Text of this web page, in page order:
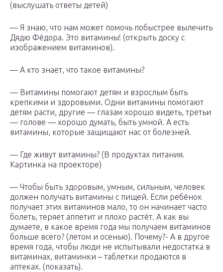
(выслушать ответы детей)
— Я знаю, что нам может помочь побыстрее вылечить
Дядю Фёдора. Это витамины! (открыть доску с
изображением витаминов).
— А кто знает, что такое витамины?
— Витамины помогают детям и взрослым быть
крепкими и здоровыми. Одни витамины помогают
детям расти, другие — глазам хорошо видеть, третьи
— голове — хорошо думать, быть умной. А есть
витамины, которые защищают нас от болезней.
— Где живут витамины? (В продуктах питания.
Картинка на проекторе)
— Чтобы быть здоровым, умным, сильным, человек
должен получать витамины с пищей. Если ребёнок
получает этих витаминов мало, то он начинает часто
болеть, теряет аппетит и плохо растёт. А как вы
думаете, в какое время года мы получаем витаминов
больше всего? (летом и осенью). Почему?- А в другое
время года, чтобы люди не испытывали недостатка в
витаминах, витаминки – таблетки продаются в
аптеках. (показать).